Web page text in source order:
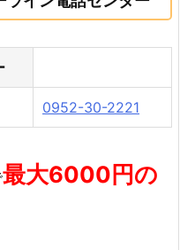
0952-30-2221
最大6000円の